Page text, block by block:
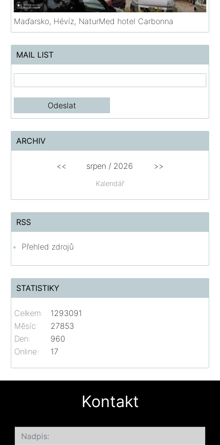
Maďarsko, Hévíz, NaturMed hotel Carbonna
MAIL LIST
ARCHIV
Kalendář
<< srpen / 2026 >>
RSS
Přehled zdrojů
STATISTIKY
Online: 17
Celkem:
1293091
Měsíc:
27853
Den:
960
Kontakt